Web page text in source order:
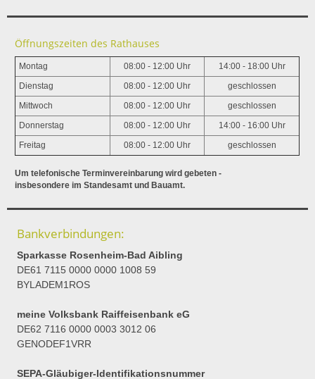
Öffnungszeiten des Rathauses
Montag 08:00 - 12:00 Uhr 14:00 - 18:00 Uhr
Dienstag 08:00 - 12:00 Uhr geschlossen
Mittwoch 08:00 - 12:00 Uhr geschlossen
Donnerstag 08:00 - 12:00 Uhr 14:00 - 16:00 Uhr
Freitag 08:00 - 12:00 Uhr geschlossen
Um telefonische Terminvereinbarung wird gebeten -
insbesondere im Standesamt und Bauamt.
Bankverbindungen:
Sparkasse Rosenheim-Bad Aibling
DE61 7115 0000 0000 1008 59
BYLADEM1ROS
meine Volksbank Raiffeisenbank eG
DE62 7116 0000 0003 3012 06
GENODEF1VRR
SEPA-Gläubiger-Identifikationsnummer